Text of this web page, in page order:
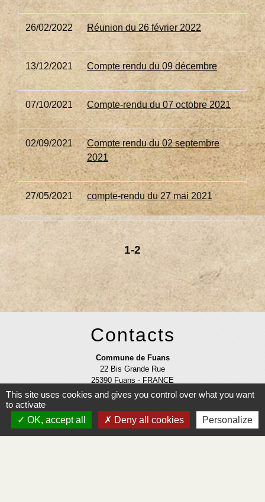
26/02/2022 Réunion du 26 février 2022
13/12/2021 Compte rendu du 09 décembre
07/10/2021 Compte-rendu du 07 octobre 2021
02/09/2021
Compte rendu du 02 septembre
2021
27/05/2021 compte-rendu du 27 mai 2021
1-2
Contacts
Commune de Fuans
22 Bis Grande Rue
25390 Fuans - FRANCE
+33 3 81 43 55 10
This site uses cookies and gives you control over what you want
to activate
OK, accept all
Deny all cookies Personalize